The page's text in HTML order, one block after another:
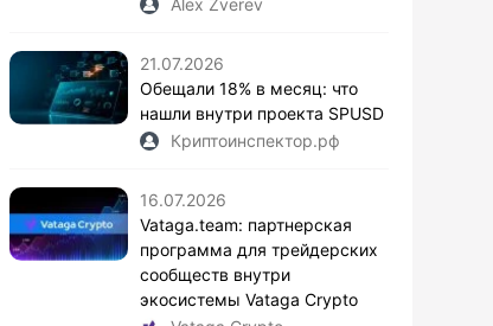
21.07.2026
Обещали 18% в месяц: что
нашли внутри проекта SPUSD
Криптоинспектор.рф
16.07.2026
Vataga.team: партнерская
программа для трейдерских
сообществ внутри
экосистемы Vataga Crypto